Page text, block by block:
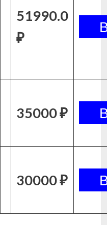
51990.0
₽
35000 ₽
30000 ₽